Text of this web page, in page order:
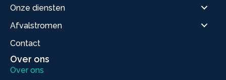
Onze diensten
Afvalstromen
Contact
Over ons
Over ons